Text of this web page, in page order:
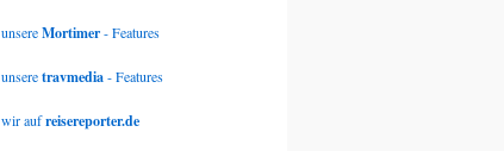
unsereMortimer- Features
unseretravmedia- Features
wir aufreisereporter.de